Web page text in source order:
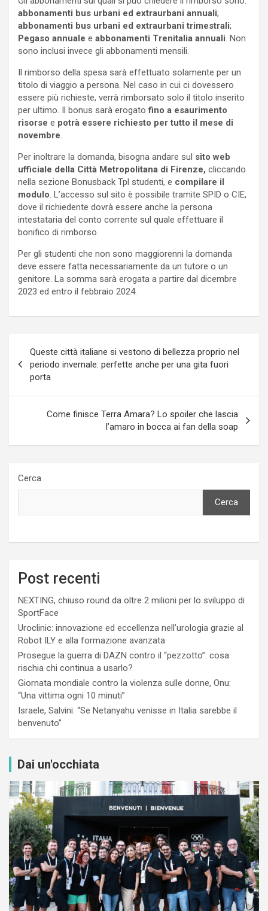
abbonamenti bus urbani ed extraurbani annuali;
abbonamenti bus urbani ed extraurbani trimestrali;
Pegaso annuale e abbonamenti Trenitalia annuali. Non
sono inclusi invece gli abbonamenti mensili.
Il rimborso della spesa sarà effettuato solamente per un
titolo di viaggio a persona. Nel caso in cui ci dovessero
essere più richieste, verrà rimborsato solo il titolo inserito
per ultimo. Il bonus sarà erogato fino a esaurimento
risorse e potrà essere richiesto per tutto il mese di
novembre.
Per inoltrare la domanda, bisogna andare sul sito web
ufficiale della Città Metropolitana di Firenze, cliccando
nella sezione Bonusback Tpl studenti, e compilare il
modulo. L’accesso sul sito è possibile tramite SPID o CIE,
dove il richiedente dovrà essere anche la persona
intestataria del conto corrente sul quale effettuare il
bonifico di rimborso.
Per gli studenti che non sono maggiorenni la domanda
deve essere fatta necessariamente da un tutore o un
genitore. La somma sarà erogata a partire dal dicembre
2023 ed entro il febbraio 2024.
articoli
Queste città italiane si vestono di bellezza proprio nel
periodo invernale: perfette anche per una gita fuori
porta
Come finisce Terra Amara? Lo spoiler che lascia
l’amaro in bocca ai fan della soap
Cerca
Cerca
Post recenti
NEXTING, chiuso round da oltre 2 milioni per lo sviluppo di
SportFace
Uroclinic: innovazione ed eccellenza nell’urologia grazie al
Robot ILY e alla formazione avanzata
Prosegue la guerra di DAZN contro il “pezzotto”: cosa
rischia chi continua a usarlo?
Giornata mondiale contro la violenza sulle donne, Onu:
“Una vittima ogni 10 minuti”
Israele, Salvini: “Se Netanyahu venisse in Italia sarebbe il
benvenuto”
Dai un'occhiata